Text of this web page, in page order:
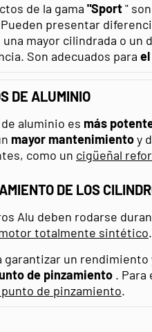
de la gama "Sport" son
presentar
mayor cilindrada o un
Son adecuados para
DE ALUMINIO
aluminio es más
mayor mantenimientoy
como un cigüeñal
DE LOS
Alu deben rodarse
totalmente sintético.
garantizar un
de pinzamiento .
de pinzamiento.